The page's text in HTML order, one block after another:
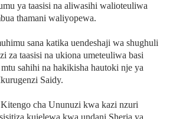
ya taasisi na aliwasihi walioteuliwa
thamani waliyopewa.
sana katika uendeshaji wa shughuli
za taasisi na ukiona umeteuliwa basi
sahihi na hakikisha hautoki nje ya
Saidy.
cha Ununuzi kwa kazi nzuri
kuielewa kwa undani Sheria ya